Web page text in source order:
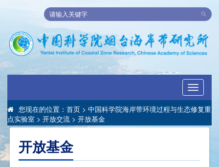
Toggle
您现在的位置： 首页 > 中国科学院海岸带环境过程与生态修复重
点实验室 > 开放交流 > 开放基金
开放基金